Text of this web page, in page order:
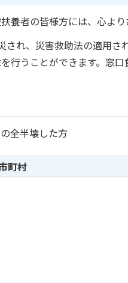
養者の皆様方には、心より
れ、災害救助法の適用
行うことができます。窓
全半壊した方
町村